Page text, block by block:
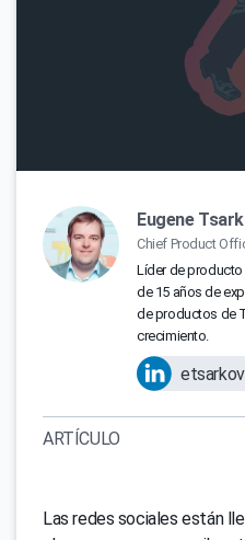
Eugene
Chief Product
Líder de
de 15 años de
de productos de
crecimiento.
etsarkov
ARTÍCULO
Las redes sociales están